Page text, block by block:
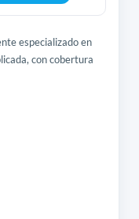
especializado en
con cobertura